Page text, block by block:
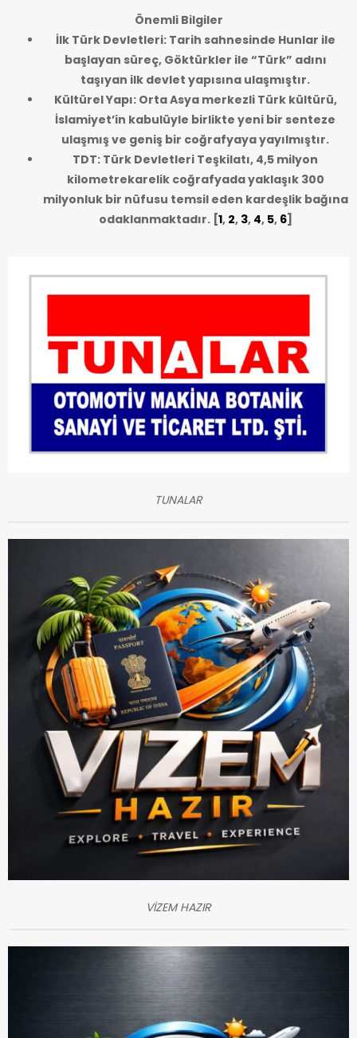
Önemli Bilgiler
İlk Türk Devletleri: Tarih sahnesinde Hunlar ile
başlayan süreç, Göktürkler ile “Türk” adını
taşıyan ilk devlet yapısına ulaşmıştır.
Kültürel Yapı: Orta Asya merkezli Türk kültürü,
İslamiyet’in kabulüyle birlikte yeni bir senteze
ulaşmış ve geniş bir coğrafyaya yayılmıştır.
TDT: Türk Devletleri Teşkilatı, 4,5 milyon
kilometrekarelik coğrafyada yaklaşık 300
milyonluk bir nüfusu temsil eden kardeşlik bağına
odaklanmaktadır.[1, 2, 3, 4, 5, 6]
TUNALAR
VİZEM HAZIR